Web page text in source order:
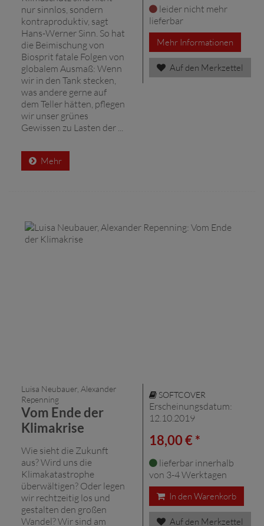
nur sinnlos, sondern
kontraproduktiv, sagt
Hans-Werner Sinn. So hat
die Beimischung von
Biosprit fatale Folgen von
globalem Ausmaß: Wenn
wir in den Tank stecken,
was andere gerne auf
dem Teller hätten, pflegen
wir unser grünes
Gewissen zu Lasten der ...
Mehr
leider nicht mehr
lieferbar
Mehr Informationen
Auf den Merkzettel
Luisa Neubauer, Alexander
Repenning
Vom Ende der
Klimakrise
Wie sieht die Zukunft
aus? Wird uns die
Klimakatastrophe
überwältigen? Oder legen
wir rechtzeitig los und
gestalten den großen
Wandel? Wir sind am
SOFTCOVER
Erscheinungsdatum:
12.10.2019
18,00 € *
lieferbar innerhalb
von 3-4 Werktagen
In den Warenkorb
Auf den Merkzettel